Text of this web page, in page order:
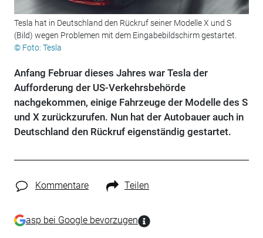
Tesla hat in Deutschland den Rückruf seiner Modelle X und S
(Bild) wegen Problemen mit dem Eingabebildschirm gestartet.
© Foto: Tesla
Anfang Februar dieses Jahres war Tesla der
Aufforderung der US-Verkehrsbehörde
nachgekommen, einige Fahrzeuge der Modelle des S
und X zurückzurufen. Nun hat der Autobauer auch in
Deutschland den Rückruf eigenständig gestartet.
Kommentare Teilen
asp bei Google bevorzugen